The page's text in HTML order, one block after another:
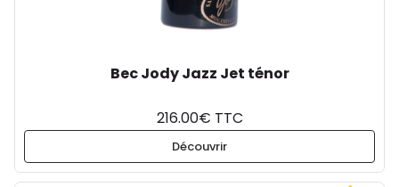
Bec Jody Jazz Jet ténor
216.00€ TTC
Découvrir